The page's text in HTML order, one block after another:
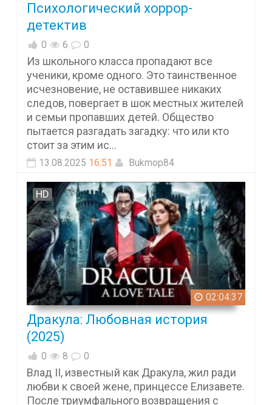
Психологический хоррор-
детектив
0 6 0
Из школьного класса пропадают все
ученики, кроме одного. Это таинственное
исчезновение, не оставившее никаких
следов, повергает в шок местных жителей
и семьи пропавших детей. Общество
пытается разгадать загадку: что или кто
стоит за этим ис...
13.08.2025 16:51 Bukmop84
02:04:37
HD
Дракула: Любовная история
(2025)
0 8 0
Влад II, известный как Дракула, жил ради
любви к своей жене, принцессе Елизавете.
После триумфального возвращения с